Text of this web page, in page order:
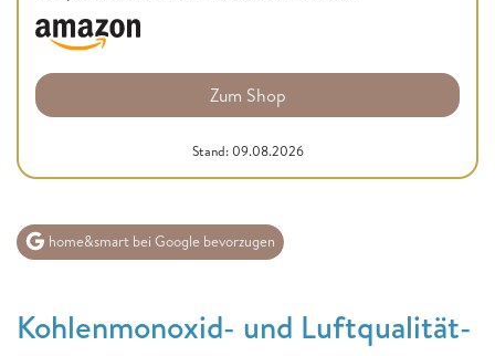
Zum Shop
Stand: 09.08.2026
home&smart bei Google bevorzugen
Kohlenmonoxid- und Luftqualität-